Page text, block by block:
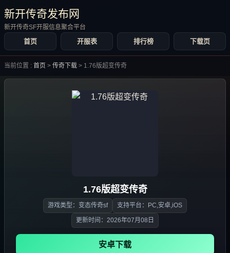
新开传奇发布网
新开传奇SF开服信息聚合平台
首页 开服表 排行榜 下载页
当前位置 : 首页 > 传奇下载 > 1.76版超变传奇
1.76版超变传奇
游戏类型：变态传奇sf 支持平台：PC,安卓,iOS
更新时间：2026年07月08日
安卓下载